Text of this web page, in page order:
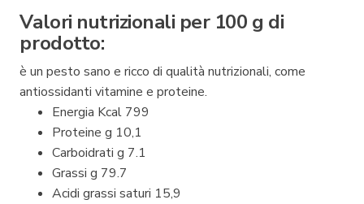
Valori nutrizionali per 100 g di
prodotto:
è un pesto sano e ricco di qualità nutrizionali, come
antiossidanti vitamine e proteine.
Energia Kcal 799
Proteine g 10,1
Carboidrati g 7.1
Grassi g 79.7
Acidi grassi saturi 15,9